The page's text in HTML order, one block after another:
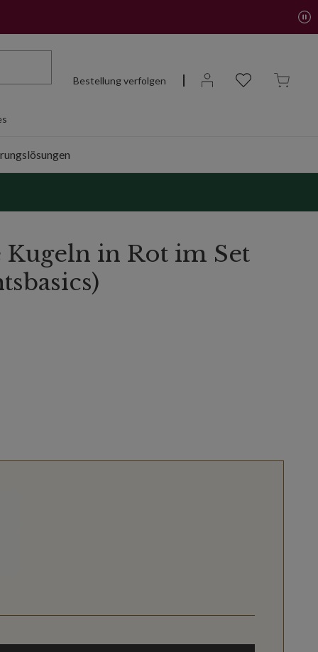
Bestellung verfolgen
in Rot im Set